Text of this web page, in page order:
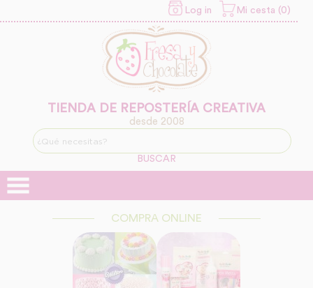
Log in Mi cesta (0)
TIENDA DE REPOSTERÍA CREATIVA
desde 2008
BUSCAR
COMPRA ONLINE
INFORMACION SOBRE LA
PROTECCIÓN DE TUS
Legitimación:
Destinatarios: